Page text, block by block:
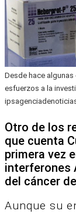
Desde hace
esfuerzos a la
Otro de los
que cuenta
primera vez
interferones
del cáncer
Aunque su